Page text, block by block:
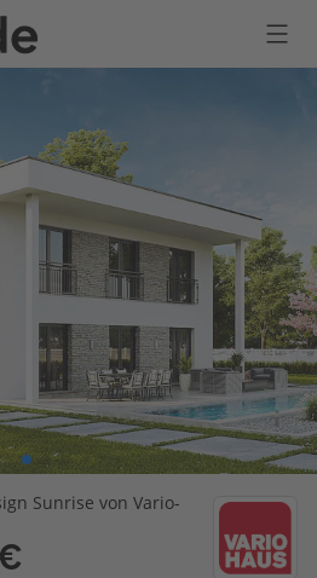
Sunrise von Vario-